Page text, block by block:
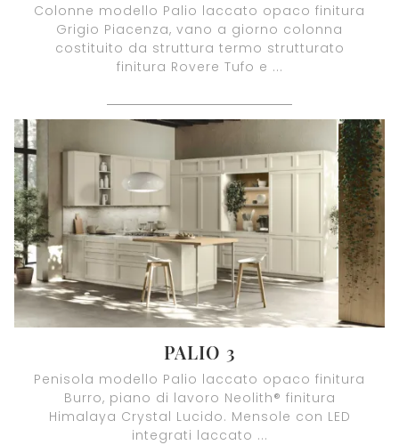
Colonne modello Palio laccato opaco finitura
Grigio Piacenza, vano a giorno colonna
costituito da struttura termo strutturato
finitura Rovere Tufo e ...
PALIO 3
Penisola modello Palio laccato opaco finitura
Burro, piano di lavoro Neolith® finitura
Himalaya Crystal Lucido. Mensole con LED
integrati laccato ...